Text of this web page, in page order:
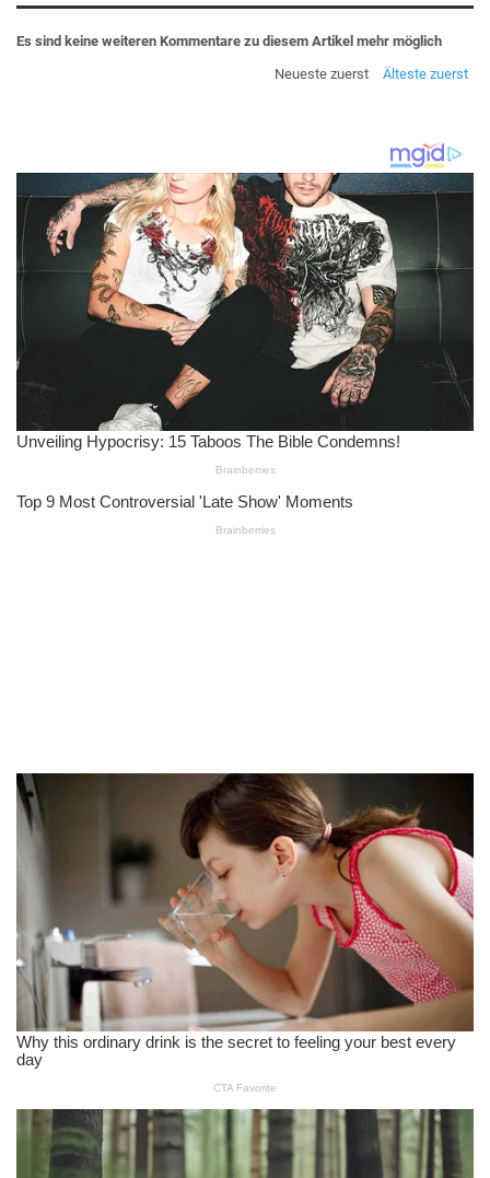
Es sind keine weiteren Kommentare zu diesem Artikel mehr möglich
Neueste zuerst
Älteste zuerst